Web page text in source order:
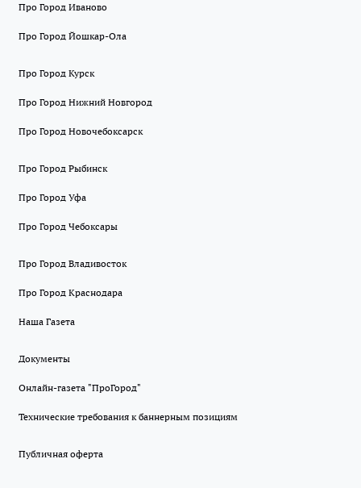
Про Город Иваново
Про Город Йошкар-Ола
Про Город Курск
Про Город Нижний Новгород
Про Город Новочебоксарск
Про Город Рыбинск
Про Город Уфа
Про Город Чебоксары
Про Город Владивосток
Про Город Краснодара
Наша Газета
Документы
Онлайн-газета "ПроГород"
Технические требования к баннерным позициям
Публичная оферта